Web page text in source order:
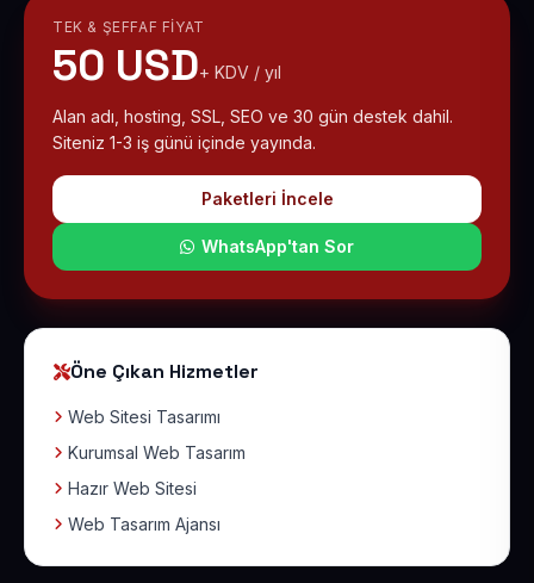
TEK & ŞEFFAF FIYAT
50 USD+ KDV / yıl
Alan adı, hosting, SSL, SEO ve 30 gün destek dahil.
Siteniz 1-3 iş günü içinde yayında.
Paketleri İncele
WhatsApp'tan Sor
Öne Çıkan Hizmetler
Web Sitesi Tasarımı
Kurumsal Web Tasarım
Hazır Web Sitesi
Web Tasarım Ajansı